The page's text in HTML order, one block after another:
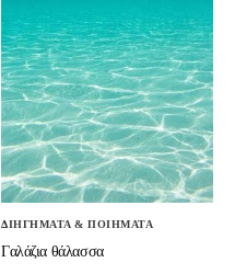
ΔΙΗΓΗΜΑΤΑ & ΠΟΙΗΜΑΤΑ
Γαλάζια θάλασσα